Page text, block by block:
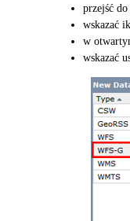
przejść
wskazać
w
wskazać